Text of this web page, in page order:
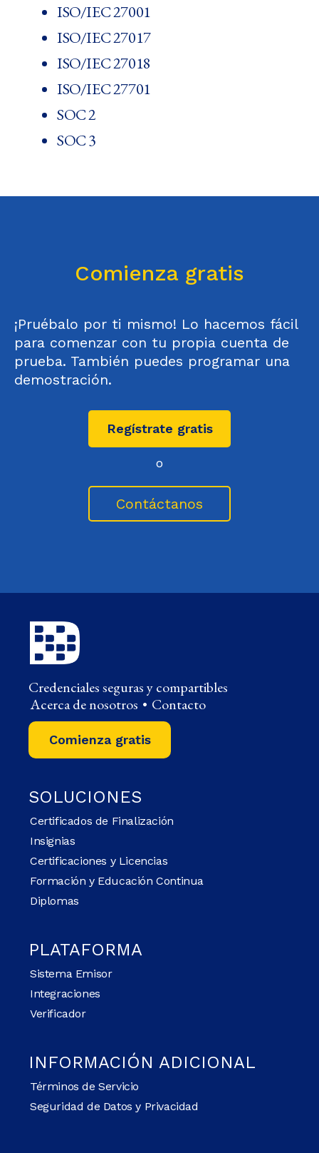
ISO/IEC 27001
ISO/IEC 27017
ISO/IEC 27018
ISO/IEC 27701
SOC 2
SOC 3
Comienza gratis
¡Pruébalo por ti mismo! Lo hacemos fácil
para comenzar con tu propia cuenta de
prueba. También puedes programar una
demostración.
Regístrate gratis
o
Contáctanos
Credenciales seguras y compartibles
Acerca de nosotros • Contacto
Comienza gratis
SOLUCIONES
Certificados de Finalización
Insignias
Certificaciones y Licencias
Formación y Educación Continua
Diplomas
PLATAFORMA
Sistema Emisor
Integraciones
Verificador
INFORMACIÓN ADICIONAL
Términos de Servicio
Seguridad de Datos y Privacidad